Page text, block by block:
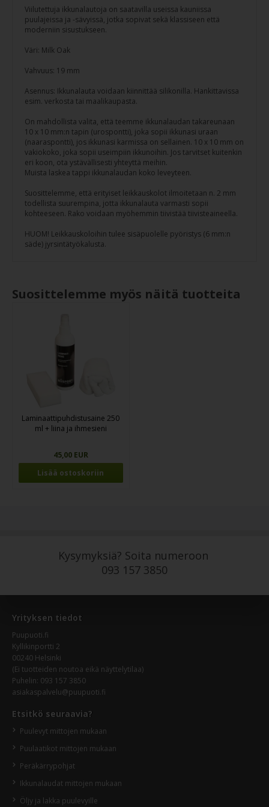
Viilutettuja ikkunalautoja on saatavilla useissa kauniissa
puulajeissa ja -sävyissä, jotka sopivat sekä klassiseen että
moderniin sisustukseen.
Väri: Milk Oak
Vahvuus: 19 mm
Asennus: Ikkunalauta voidaan kiinnittää silikonilla. Hankittavissa
esim. verkosta tai maalikaupasta.
On mahdollista valita, että teemme ikkunalaudan takareunaan
10 x 10 mm:n tapin (urospontti), joka sopii ikkunasi uraan
(naaraspontti), jos ikkunasi karmissa on sellainen. 10 x 10 mm on
vakiokoko, joka sopii useimpiin ikkunoihin. Jos tarvitset kuitenkin
eri koon, ota ystävällisesti yhteyttä meihin.
Muista laskea tappi ikkunalaudan koko leveyteen.
Suosittelemme, että erityiset leikkauskolot ilmoitetaan n. 2 mm
todellista suurempina, jotta ikkunalauta varmasti sopii
kohteeseen. Rako voidaan myöhemmin tiivistää tiivisteaineella.
HUOM! Leikkauskoloihin tulee sisäpuolelle pyöristys (6 mm:n
säde) jyrsintätyökalusta.
Suosittelemme myös näitä tuotteita
Laminaattipuhdistusaine 250
ml + liina ja ihmesieni
45,00 EUR
Kysymyksiä? Soita numeroon
093 157 3850
Yrityksen tiedot
Puupuoti.fi
Kyllikinportti 2
00240 Helsinki
(Ei tuotteiden noutoa eikä näyttelytilaa)
Puhelin: 093 157 3850
asiakaspalvelu@puupuoti.fi
Etsitkö seuraavia?
Puulevyt mittojen mukaan
Puulaatikot mittojen mukaan
Peräkärrypohjat
Ikkunalaudat mittojen mukaan
Öljy ja lakka puulevyille